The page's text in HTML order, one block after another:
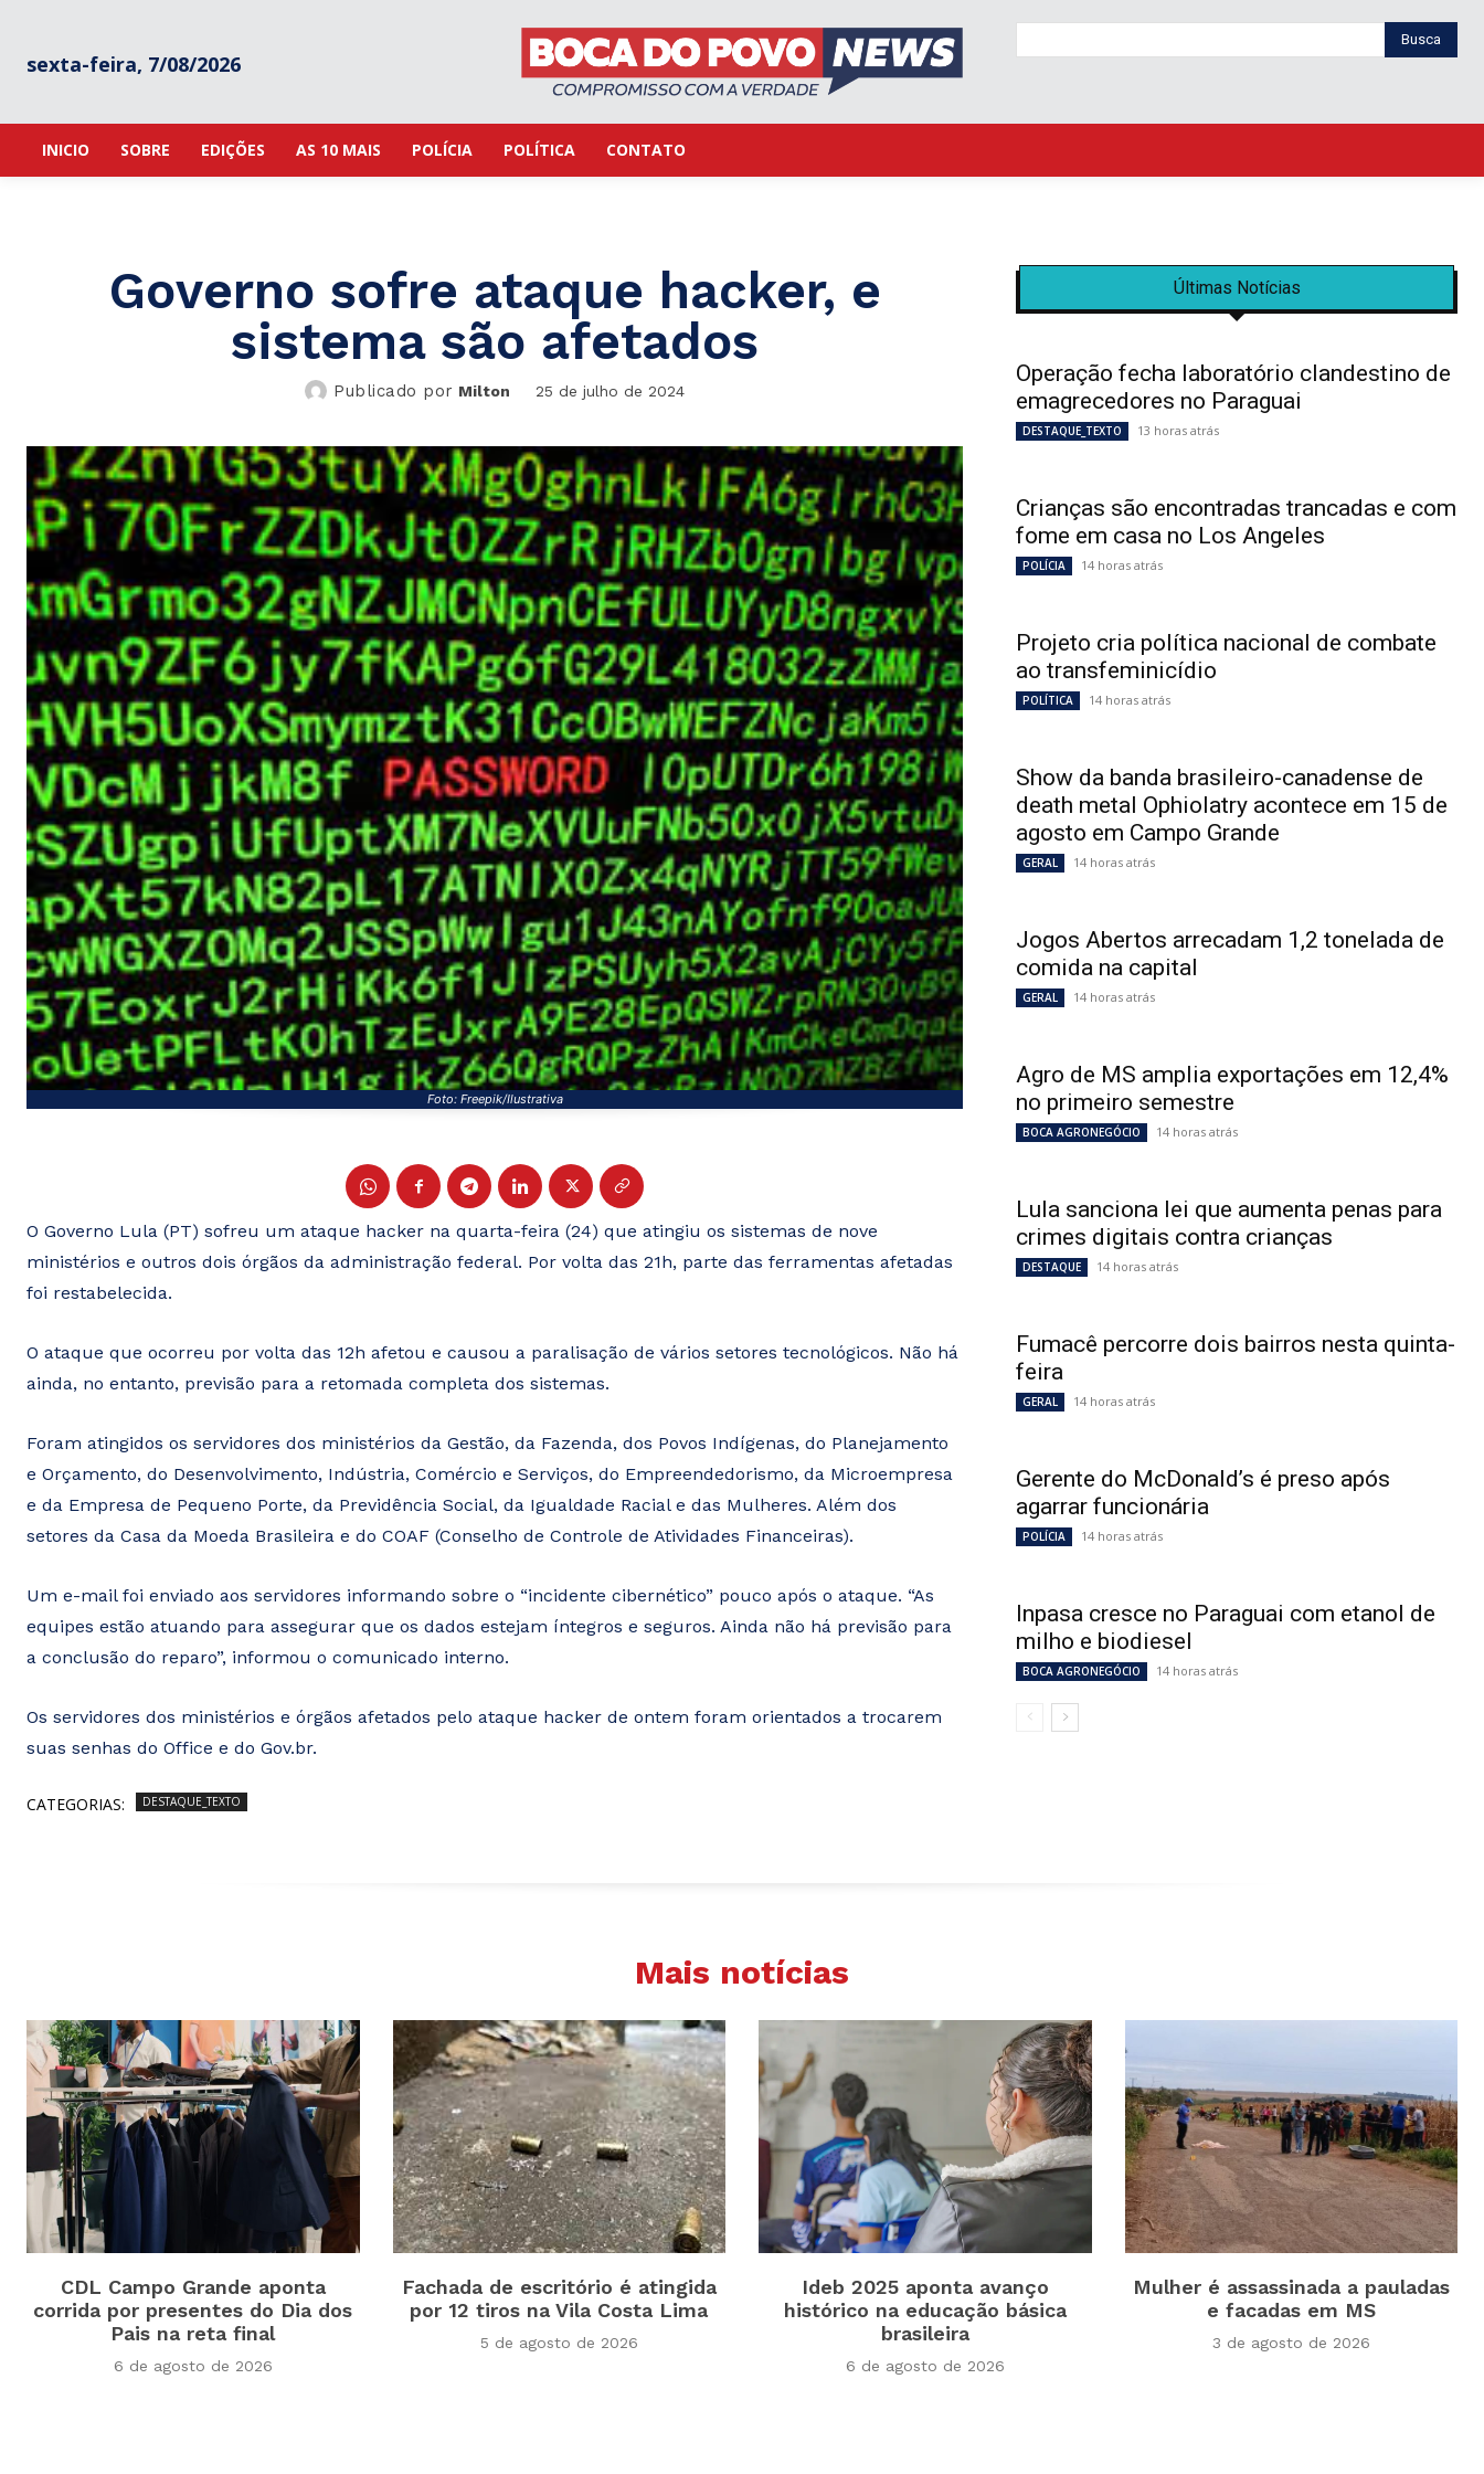
sexta-feira, 7/08/2026
Busca
INICIO SOBRE EDIÇÕES AS 10 MAIS POLÍCIA POLÍTICA CONTATO
Governo sofre ataque hacker, e
sistema são afetados
Publicado por Milton 25 de julho de 2024
Foto: Freepik/Ilustrativa
O Governo Lula (PT) sofreu um ataque hacker na quarta-feira (24) que atingiu os sistemas de nove
ministérios e outros dois órgãos da administração federal. Por volta das 21h, parte das ferramentas afetadas
foi restabelecida.
O ataque que ocorreu por volta das 12h afetou e causou a paralisação de vários setores tecnológicos. Não há
ainda, no entanto, previsão para a retomada completa dos sistemas.
Foram atingidos os servidores dos ministérios da Gestão, da Fazenda, dos Povos Indígenas, do Planejamento
e Orçamento, do Desenvolvimento, Indústria, Comércio e Serviços, do Empreendedorismo, da Microempresa
e da Empresa de Pequeno Porte, da Previdência Social, da Igualdade Racial e das Mulheres. Além dos
setores da Casa da Moeda Brasileira e do COAF (Conselho de Controle de Atividades Financeiras).
Um e-mail foi enviado aos servidores informando sobre o “incidente cibernético” pouco após o ataque. “As
equipes estão atuando para assegurar que os dados estejam íntegros e seguros. Ainda não há previsão para
a conclusão do reparo”, informou o comunicado interno.
Os servidores dos ministérios e órgãos afetados pelo ataque hacker de ontem foram orientados a trocarem
suas senhas do Office e do Gov.br.
CATEGORIAS: DESTAQUE_TEXTO
Últimas Notícias
Operação fecha laboratório clandestino de
emagrecedores no Paraguai
DESTAQUE_TEXTO 13 horas atrás
Crianças são encontradas trancadas e com
fome em casa no Los Angeles
POLÍCIA 14 horas atrás
Projeto cria política nacional de combate
ao transfeminicídio
POLÍTICA 14 horas atrás
Show da banda brasileiro-canadense de
death metal Ophiolatry acontece em 15 de
agosto em Campo Grande
GERAL 14 horas atrás
Jogos Abertos arrecadam 1,2 tonelada de
comida na capital
GERAL 14 horas atrás
Agro de MS amplia exportações em 12,4%
no primeiro semestre
BOCA AGRONEGÓCIO 14 horas atrás
Lula sanciona lei que aumenta penas para
crimes digitais contra crianças
DESTAQUE 14 horas atrás
Fumacê percorre dois bairros nesta quinta-
feira
GERAL 14 horas atrás
Gerente do McDonald’s é preso após
agarrar funcionária
POLÍCIA 14 horas atrás
Inpasa cresce no Paraguai com etanol de
milho e biodiesel
BOCA AGRONEGÓCIO 14 horas atrás
Mais notícias
CDL Campo Grande aponta
corrida por presentes do Dia dos
Pais na reta final
6 de agosto de 2026
Fachada de escritório é atingida
por 12 tiros na Vila Costa Lima
5 de agosto de 2026
Ideb 2025 aponta avanço
histórico na educação básica
brasileira
6 de agosto de 2026
Mulher é assassinada a pauladas
e facadas em MS
3 de agosto de 2026